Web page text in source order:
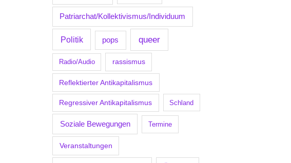
Patriarchat/Kollektivismus/Individuum
Politik pops queer
Radio/Audio rassismus
Reflektierter Antikapitalismus
Regressiver Antikapitalismus Schland
Soziale Bewegungen Termine
Veranstaltungen